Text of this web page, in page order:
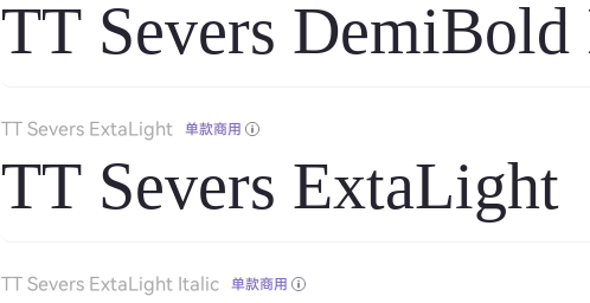
TT Severs
TT Severs ExtaLight 单款商用
TT Severs ExtaLight
TT Severs ExtaLight Italic 单款商用